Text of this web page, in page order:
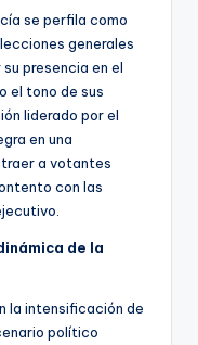
se perfila como
generales
presencia en el
el tono de sus
liderado por el
en una
a votantes
con las
de la
la intensificación de
político